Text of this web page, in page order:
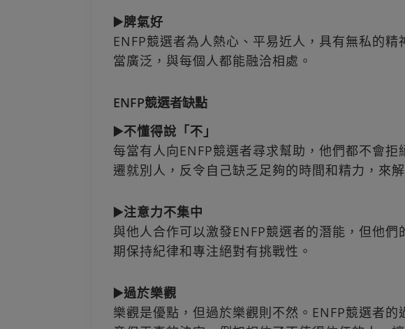
▶️脾氣好
ENFP競選者為人熱心、平易近人，具有無私的
當廣泛，與每個人都能融洽相處。
ENFP競選者缺點
▶️不懂得說「不」
每當有人向ENFP競選者尋求幫助，他們都不會
遷就別人，反令自己缺乏足夠的時間和精力，來
▶️注意力不集中
與他人合作可以激發ENFP競選者的潛能，但他
期保持紀律和專注絕對有挑戰性。
▶️過於樂觀
樂觀是優點，但過於樂觀則不然。ENFP競選者